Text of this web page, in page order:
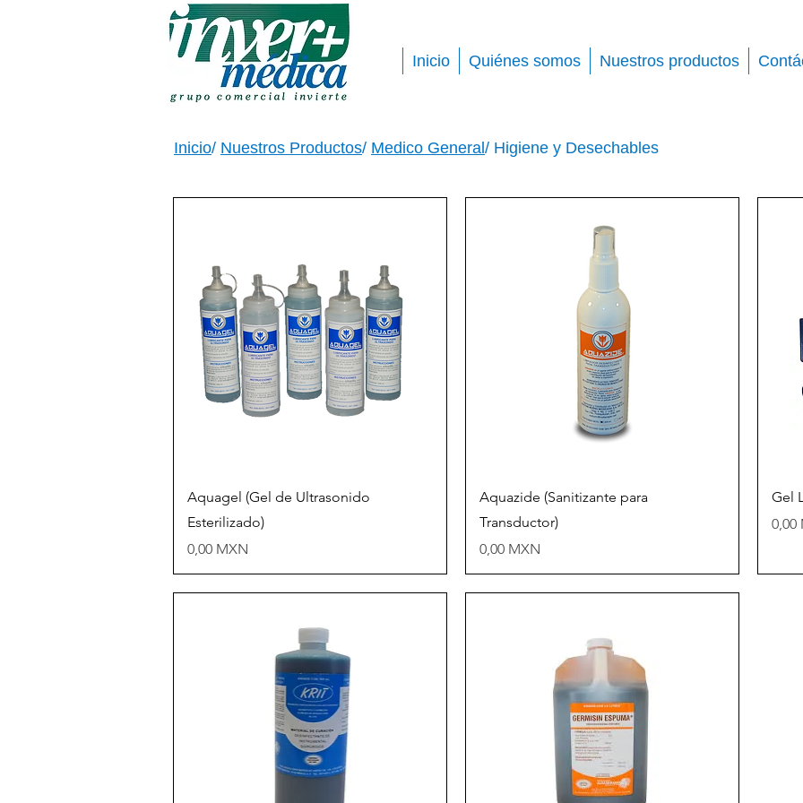
Inicio Quiénes somos Nuestros productos
Vista rápida
Aquagel (Gel de Ultrasonido
Esterilizado)
Precio
0,00 MXN
Vista rápida
Aquazide (Sanitizante para
Transductor)
Precio
0,00 MXN
Gel
0,00
Inicio/ Nuestros Productos/ Medico General / Higiene y Desechables